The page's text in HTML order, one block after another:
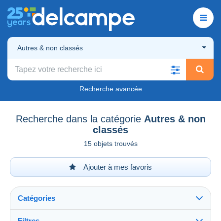
Autres & non classés
Recherche avancée
Recherche dans la catégorie Autres & non
classés
15 objets trouvés
Ajouter à mes favoris
Catégories